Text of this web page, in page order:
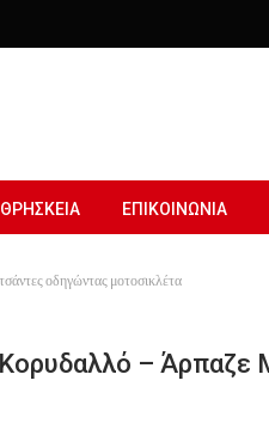
ΘΡΗΣΚΕΙΑ ΕΠΙΚΟΙΝΩΝΙΑ
οδηγώντας μοτοσικλέτα
Κορυδαλλό – Άρπαζε